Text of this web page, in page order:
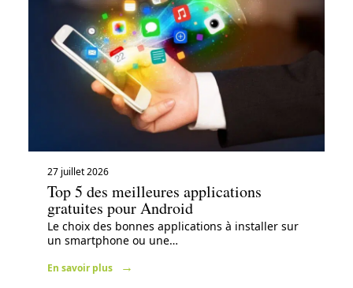
27 juillet 2026
Top 5 des meilleures applications
gratuites pour Android
Le choix des bonnes applications à installer sur
un smartphone ou une…
En savoir plus